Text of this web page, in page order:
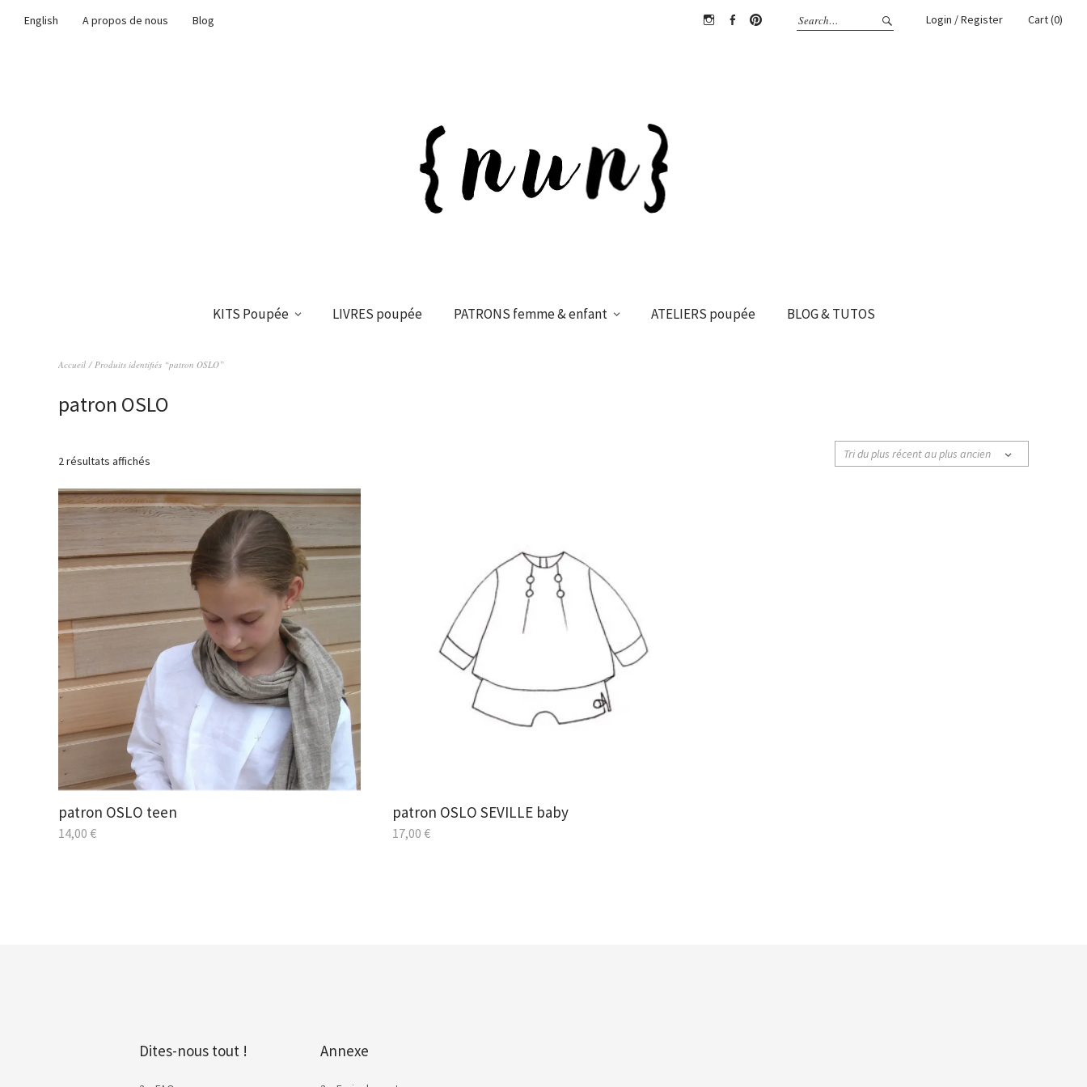
English A propos de nous
Blog
Login / Register Cart (0)
KITS Poupée LIVRES poupée PATRONS femme & enfant ATELIERS poupée BLOG & TUTOS
Accueil / Produits identifiés “patron OSLO”
patron OSLO
2 résultats affichés
patron OSLO teen
14,00 €
patron OSLO SEVILLE baby
17,00€
Dites-nous tout ! Annexe